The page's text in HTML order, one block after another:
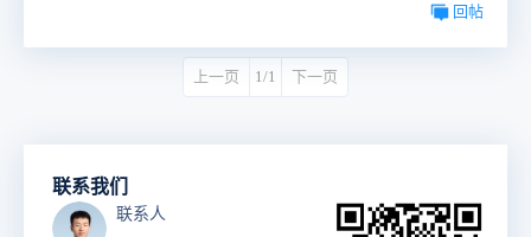
回帖
上一页 1/1 下一页
联系我们
联系人